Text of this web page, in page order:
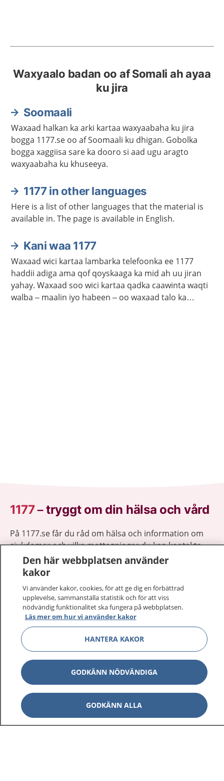
Waxyaalo badan oo af Somali ah ayaa
ku jira
Soomaali
Waxaad halkan ka arki kartaa waxyaabaha ku jira
bogga 1177.se oo af Soomaali ku dhigan. Gobolka
bogga xaggiisa sare ka dooro si aad ugu aragto
waxyaabaha ku khuseeya.
1177 in other languages
Here is a list of other languages that the material is
available in. The page is available in English.
Kani waa 1177
Waxaad wici kartaa lambarka telefoonka ee 1177
haddii adiga ama qof qoyskaaga ka mid ah uu jiran
yahay. Waxaad soo wici kartaa qadka caawinta waqti
walba – maalin iyo habeen – oo waxaad talo ka
1177–tryggt om din hälsa och vård
På 1177.se får du råd om hälsa och information om
sjukdomar och vilka mottagningar du kan kontakta.
Logga in för att läsa din journal och göra dina
vårdärenden. Ring telefonnummer 1177 för
1177 ger dig råd när du vill må bättre.
1177 på flera språk
Om 1177 Show
Kontakt Show
Den här webbplatsen använder
kakor
Vi använder kakor, cookies, för att ge dig en förbättrad
upplevelse, sammanställa statistik och för att viss
nödvändig funktionalitet ska fungera på webbplatsen.
Läs mer om hur vi använder kakor
HANTERA KAKOR
GODKÄNN NÖDVÄNDIGA
GODKÄNN ALLA